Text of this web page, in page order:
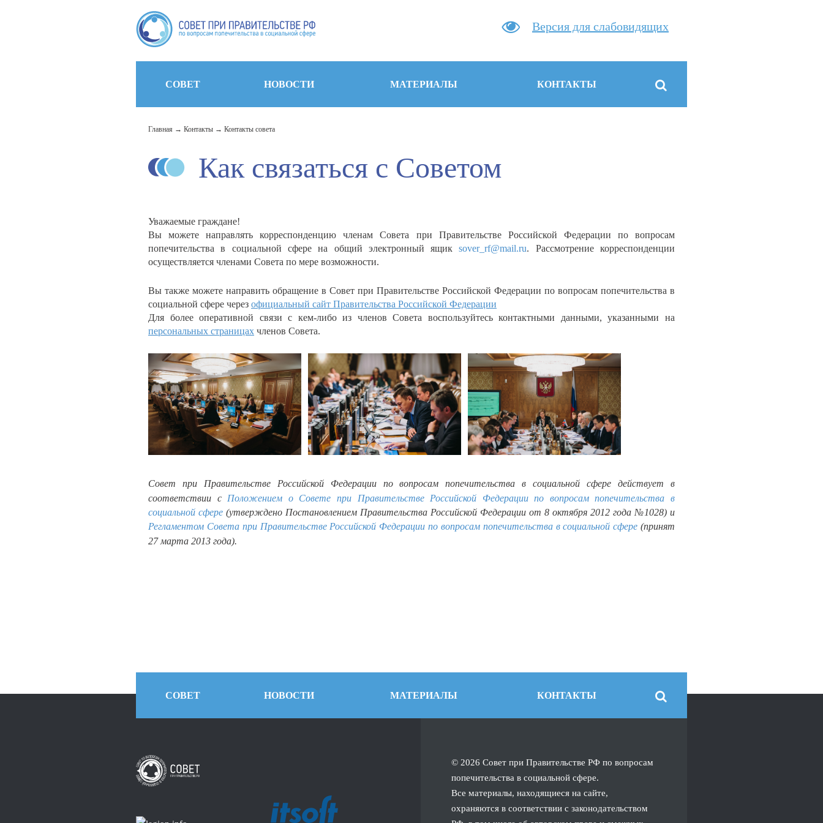
Версия для слабовидящих
СОВЕТ НОВОСТИ МАТЕРИАЛЫ КОНТАКТЫ
Главная Контакты Контакты совета
Как связаться с Советом
Уважаемые граждане!
Вы можете направлять корреспонденцию членам Совета при Правительстве Российской Федерации по вопросам
попечительства в социальной сфере на общий электронный ящикsover_rf@mail.ru. Рассмотрение корреспонденции
осуществляется членами Совета по мере возможности.
Вы также можете направить обращение в Совет при Правительстве Российской Федерации по вопросам попечительства в
социальной сфере через официальный сайт Правительства Российской Федерации
Для более оперативной связи с кем-либо из членов Совета воспользуйтесь контактными данными, указанными на
персональных страницах членов Совета.
Совет при Правительстве Российской Федерации по вопросам попечительства в социальной сфере действует в
соответствии с Положением о Совете при Правительстве Российской Федерации по вопросам попечительства в
социальной сфере (утверждено Постановлением Правительства Российской Федерации от 8 октября 2012 года №1028) и
Регламентом Совета при Правительстве Российской Федерации по вопросам попечительства в социальной сфере (принят
27 марта 2013 года).
СОВЕТ НОВОСТИ МАТЕРИАЛЫ КОНТАКТЫ
© 2026 Совет при Правительстве РФ по вопросам
попечительства в социальной сфере.
Все материалы, находящиеся на сайте,
охраняются в соответствии с законодательством